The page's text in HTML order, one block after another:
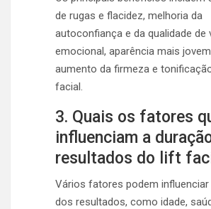
de rugas e flacidez, melhoria da
autoconfiança e da qualidade de
emocional, aparência mais
aumento da firmeza e
facial.
3. Quais os fatores
influenciam a
resultados do lift
Vários fatores podem influenciar
dos resultados, como idade,